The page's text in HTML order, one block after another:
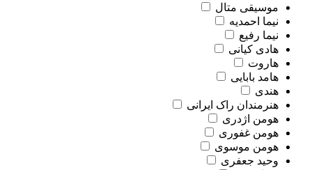
موسیقی متال
نیما احمدیه
نیما رفیع
هادی کیانی
هاروت
هامد بابایی
هندی
هنرمندان راک ایرانی
هومن اژدری
هومن غفوری
هومن موسوی
وحید جعفری